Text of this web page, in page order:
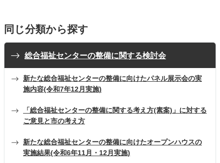
同じ分類から探す
総合福祉センターの整備に関する検討会
新たな総合福祉センターの整備に向けたパネル展示会の実
施内容(令和7年12月実施)
「総合福祉センターの整備に関する考え方(素案)」に対する
ご意見と市の考え方
新たな総合福祉センターの整備に向けたオープンハウスの
実施結果(令和6年11月・12月実施)